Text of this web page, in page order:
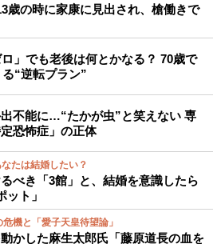
歳の時に家康に見出され、槍働きで
」でも老後は何とかなる？ 70歳で
“逆転プラン”
不能に…“たかが虫”と笑えない 専
恐怖症」の正体
たは結婚したい？
べき「3館」と、結婚を意識したら
ト」
機と「愛子天皇待望論」
かした麻生太郎氏「藤原道長の血を